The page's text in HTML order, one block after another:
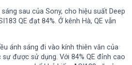
sau của Sony, cho hiệu suất Deep
QE đạt 84%. Ở kênh Hà, QE vẫn
ánh sáng đi vào kính thiên văn của
được sử dụng. Với 84% QE đỉnh cao